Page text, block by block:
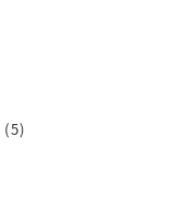
(5)